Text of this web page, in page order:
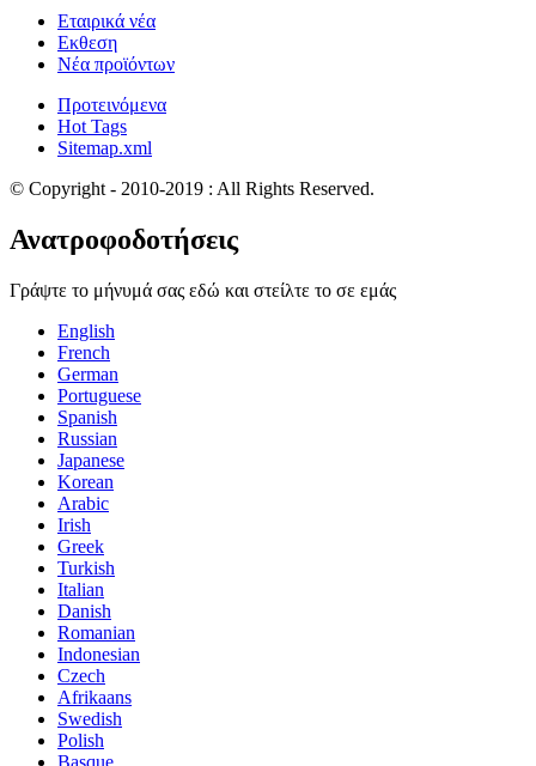
Εταιρικά νέα
Εκθεση
Νέα προϊόντων
Προτεινόμενα
Hot Tags
Sitemap.xml
© Copyright - 2010-2019 : All Rights Reserved.
Ανατροφοδοτήσεις
Γράψτε το μήνυμά σας εδώ και στείλτε το σε εμάς
English
French
German
Portuguese
Spanish
Russian
Japanese
Korean
Arabic
Irish
Greek
Turkish
Italian
Danish
Romanian
Indonesian
Czech
Afrikaans
Swedish
Polish
Basque